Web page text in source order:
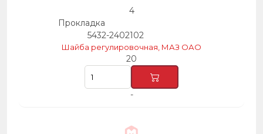
4
Прокладка
5432-2402102
Шайба регулировочная, МАЗ ОАО
20
-